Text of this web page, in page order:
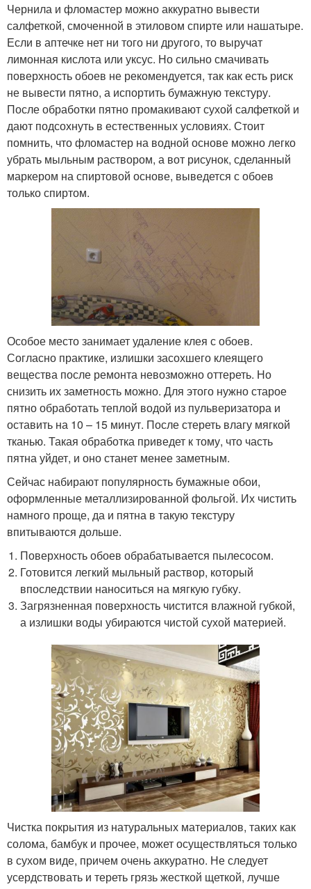
Чернила и фломастер можно аккуратно вывести
салфеткой, смоченной в этиловом спирте или нашатыре.
Если в аптечке нет ни того ни другого, то выручат
лимонная кислота или уксус. Но сильно смачивать
поверхность обоев не рекомендуется, так как есть риск
не вывести пятно, а испортить бумажную текстуру.
После обработки пятно промакивают сухой салфеткой и
дают подсохнуть в естественных условиях. Стоит
помнить, что фломастер на водной основе можно легко
убрать мыльным раствором, а вот рисунок, сделанный
маркером на спиртовой основе, выведется с обоев
только спиртом.
Особое место занимает удаление клея с обоев.
Согласно практике, излишки засохшего клеящего
вещества после ремонта невозможно оттереть. Но
снизить их заметность можно. Для этого нужно старое
пятно обработать теплой водой из пульверизатора и
оставить на 10 – 15 минут. После стереть влагу мягкой
тканью. Такая обработка приведет к тому, что часть
пятна уйдет, и оно станет менее заметным.
Сейчас набирают популярность бумажные обои,
оформленные металлизированной фольгой. Их чистить
намного проще, да и пятна в такую текстуру
впитываются дольше.
Поверхность обоев обрабатывается пылесосом.
Готовится легкий мыльный раствор, который
впоследствии наноситься на мягкую губку.
Загрязненная поверхность чистится влажной губкой,
а излишки воды убираются чистой сухой материей.
Чистка покрытия из натуральных материалов, таких как
солома, бамбук и прочее, может осуществляться только
в сухом виде, причем очень аккуратно. Не следует
усердствовать и тереть грязь жесткой щеткой, лучше